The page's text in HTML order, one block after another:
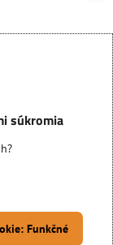
súkromia
Funkčné